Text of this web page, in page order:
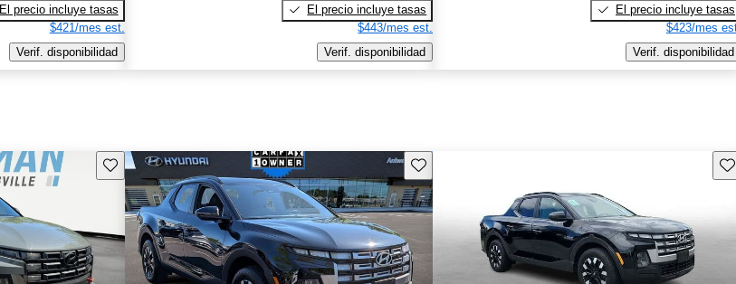
El precio incluye tasas
$421/mes est.
Verif. disponibilidad
El precio incluye tasas
$443/mes est.
Verif. disponibilidad
El precio incluye tasas
$423/mes
Verif. disponibilidad
Guarda este Aviso Guarda este Aviso